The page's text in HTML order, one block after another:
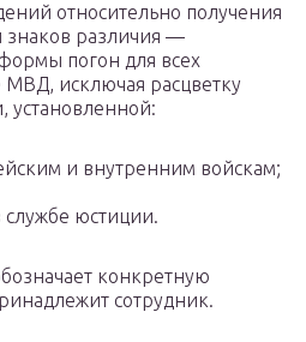
относительно получения
знаков различия —
погон для всех
МВД, исключая расцветку
установленной:
и внутренним войскам;
юстиции.
конкретную
сотрудник.